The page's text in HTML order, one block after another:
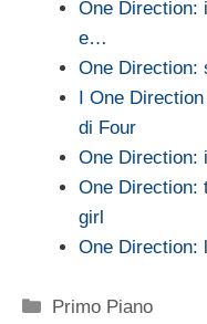
One Direction:
e…
One Direction:
I One
di Four
One
One Direction:
girl
One Direction:
Categorie
Primo Piano